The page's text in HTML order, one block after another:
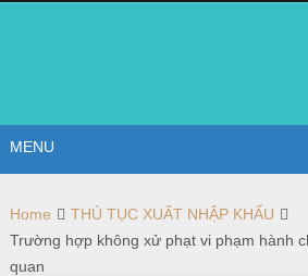
MENU
Home
THỦ TỤC XUẤT NHẬP KHẨU
Trường hợp không xử phạt vi phạm hành
quan